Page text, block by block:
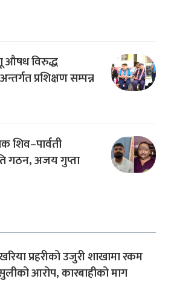
औषध विरुद्ध
प्रशिक्षण सम्पन्न
शिव–पार्वती
गठन, अजय गुप्ता
प्रहरीको उजुरी शाखामा रकम
आरोप, कारबाहीको माग